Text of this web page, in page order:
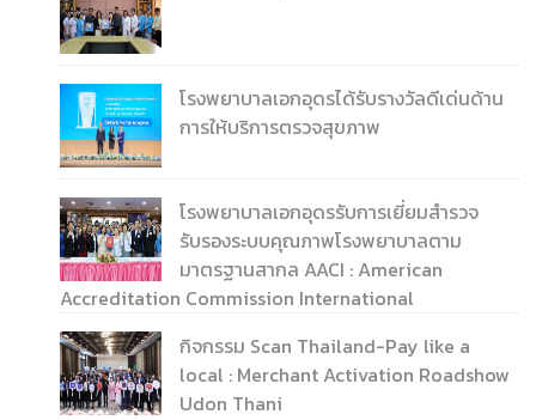
โรงพยาบาลเอกอุดรได้รับรางวัลดีเด่นด้าน
การให้บริการตรวจสุขภาพ
โรงพยาบาลเอกอุดรรับการเยี่ยมสำรวจ
รับรองระบบคุณภาพโรงพยาบาลตาม
มาตรฐานสากล AACI : American
Accreditation Commission International
กิจกรรม Scan Thailand-Pay like a
local : Merchant Activation Roadshow
Udon Thani